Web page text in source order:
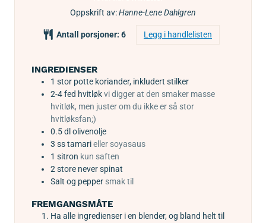
Oppskrift av:Hanne-Lene Dahlgren
Antall porsjoner: 6 Legg i handlelisten
INGREDIENSER
1 stor potte koriander, inkludert stilker
2-4fed hvitløkvi digger at den smaker masse
hvitløk, men juster om du ikke er så stor
hvitløksfan;)
0.5dl olivenolje
3 sstamarieller soyasaus
1 sitron kun saften
2store never spinat
Salt og pepper smak til
FREMGANGSMÅTE
Ha alle ingredienser i en blender, og bland helt til